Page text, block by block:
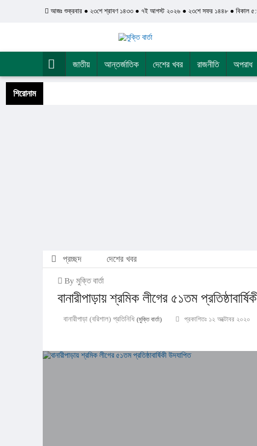
আজঃ শুক্রবার ● ২৩শে শ্রাবণ ১৪৩৩ ● ৭ই আগস্ট ২০২৬ ● ২৩শে সফর ১৪৪৮ ● বিকাল
জাতীয় আন্তর্জাতিক দেশের খবর রাজনীতি অপরাধ
শিরোনাম
প্রচ্ছদ দেশের খবর
By মুক্তি বার্তা
বানারীপাড়ায় শ্রমিক লীগের ৫১তম
বানারীপাড়া (বরিশাল) প্রতিনিধি (মুক্তি বার্তা) প্রকাশিতঃ ১২ অক্টোবর ২০২০